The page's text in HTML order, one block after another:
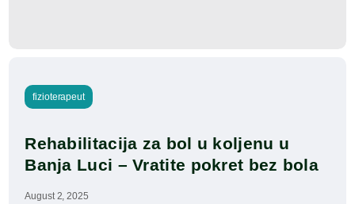
fizioterapeut
Rehabilitacija za bol u koljenu u
Banja Luci – Vratite pokret bez bola
August 2, 2025